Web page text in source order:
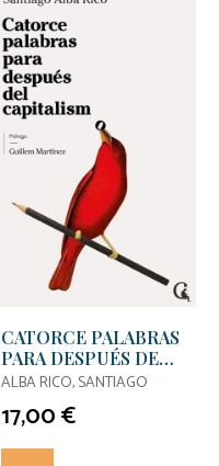
CATORCE PALABRAS
PARA DESPUÉS DEL
CAPITALISMO
ALBA RICO, SANTIAGO
17,00 €